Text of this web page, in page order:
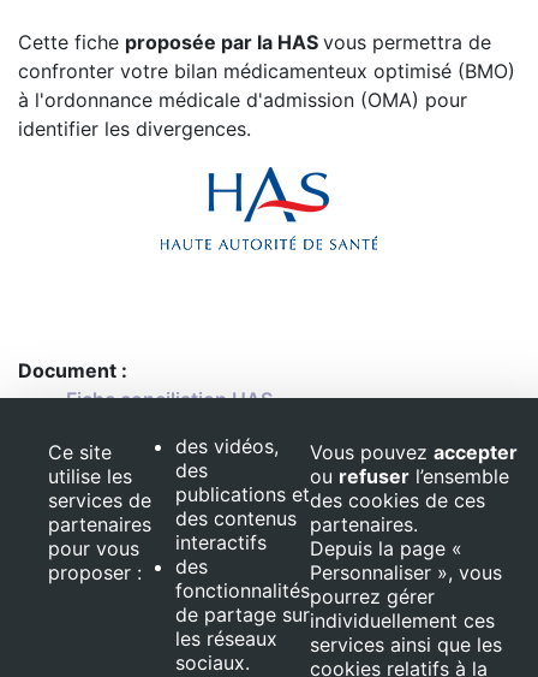
Cette fiche proposée par la HAS vous permettra de
confronter votre bilan médicamenteux optimisé (BMO)
à l'ordonnance médicale d'admission (OMA) pour
identifier les divergences.
Document :
Fiche conciliation HAS
Ce projet est ﬁnancé par le Fond Européen de Développement
Régional (FEDER)
© 2026 Optimage,
REIPO. Tous droits
réservés
Mentions
légales
Ce site
utilise les
services de
partenaires
pour vous
proposer :
des vidéos,
des
publications et
des contenus
interactifs
des
fonctionnalités
de partage sur
les réseaux
sociaux.
Vous pouvez accepter
ou refuser l’ensemble
des cookies de ces
partenaires.
Depuis la page «
Personnaliser », vous
pourrez gérer
individuellement ces
services ainsi que les
cookies relatifs à la